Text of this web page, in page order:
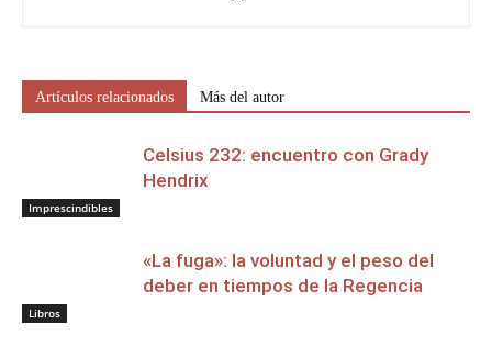
Artículos relacionados Más del autor
Imprescindibles
Celsius 232: encuentro con Grady
Hendrix
Libros
«La fuga»: la voluntad y el peso del
deber en tiempos de la Regencia